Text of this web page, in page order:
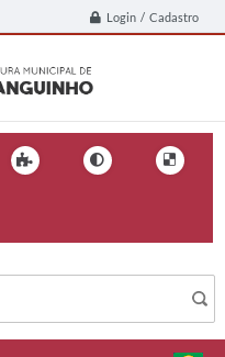
Login / Cadastro